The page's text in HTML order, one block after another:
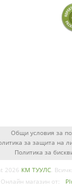
Общи условия за
за защита на
Политика за
2026 КМ ТУУЛС.
Онлайн магазин от: